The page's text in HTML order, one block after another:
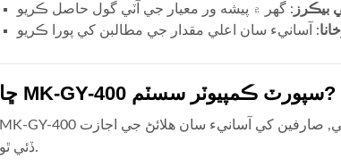
بيڪرز
ڇا MK-GY-400 سپورٽ ڪمپيوٽر سسٽم?
MK-GY-400 ڪمپيوٽر سسٽم سان انضمام جي ضرورت ناهي. اهو وجداني ڪنٽرول سان اسٽينڊل يونٽ آهي, صارفين کي آسانيء سان هلائڻ جي اجازت
ڏئي ٿو.